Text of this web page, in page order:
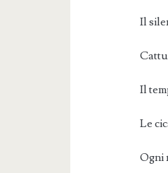
Il
Il
Le
Ogni